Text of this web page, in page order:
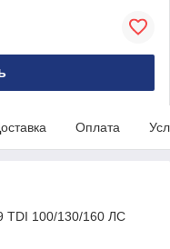
Оплата
TDI 100/130/160 ЛС